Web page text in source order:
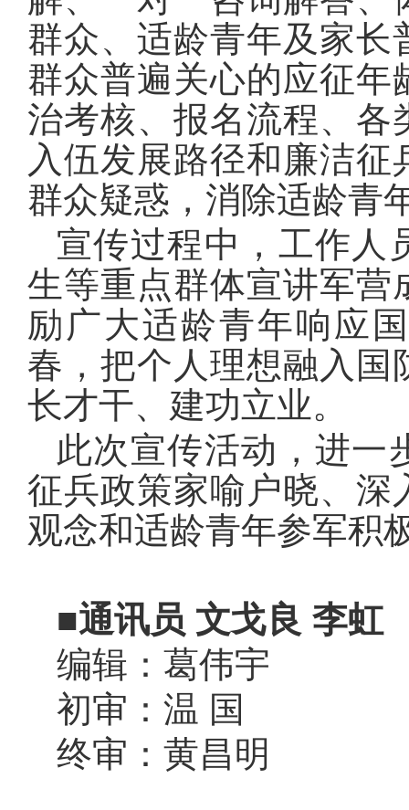
群众、适龄青年及家
群众普遍关心的应征
治考核、报名流程、
入伍发展路径和廉洁
群众疑惑，消除适龄青
宣传过程中，工作人
生等重点群体宣讲军营
励广大适龄青年响应
春，把个人理想融入
长才干、建功立业。
此次宣传活动，进一
征兵政策家喻户晓、深
观念和适龄青年参军积
■通讯员 文戈良 李虹
编辑：葛伟宇
初审：温 国
终审：黄昌明